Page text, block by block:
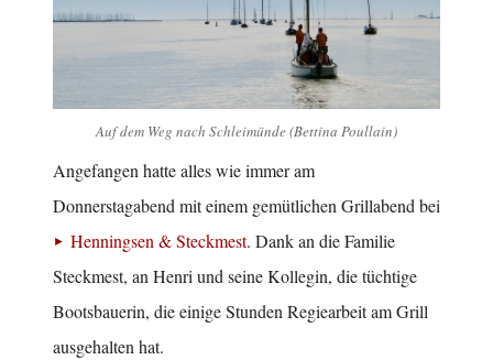
Auf dem Weg nach Schleimünde (Bettina Poullain)
Angefangen hatte alles wie immer am
Donnerstagabend mit einem gemütlichen Grillabend bei
Henningsen & Steckmest. Dank an die Familie
Steckmest, an Henri und seine Kollegin, die tüchtige
Bootsbauerin, die einige Stunden Regiearbeit am Grill
ausgehalten hat.